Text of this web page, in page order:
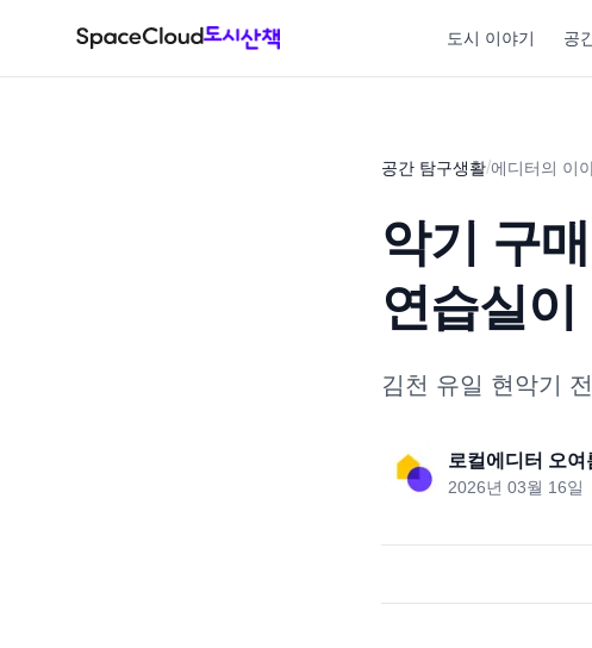
도시 이야기 공
공간 탐구생활/에디터의 이
악기 구
연습실
김천 유일 현악기
로컬에디터 오여
2026년 03월 16일